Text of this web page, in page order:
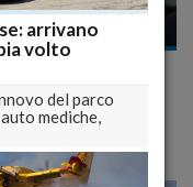
De Crescentis si
arrivano
volto
del parco
mediche,